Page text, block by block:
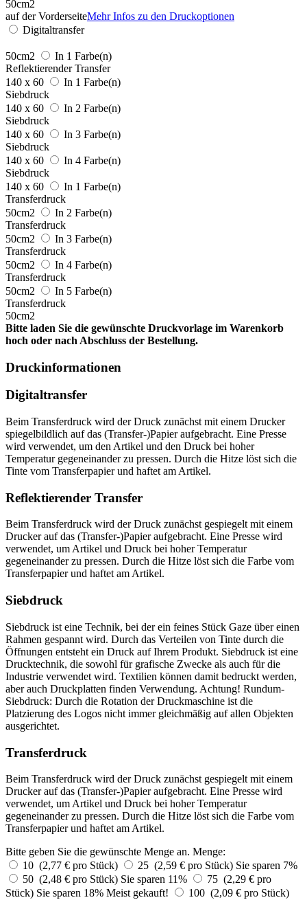
50cm2
auf der VorderseiteMehr Infos zu den Druckoptionen
Digitaltransfer
50cm2
In 1 Farbe(n)
Reflektierender Transfer
140 x 60
In 1 Farbe(n)
Siebdruck
140 x 60
In 2 Farbe(n)
Siebdruck
140 x 60
In 3 Farbe(n)
Siebdruck
140 x 60
In 4 Farbe(n)
Siebdruck
140 x 60
In 1 Farbe(n)
Transferdruck
50cm2
In 2 Farbe(n)
Transferdruck
50cm2
In 3 Farbe(n)
Transferdruck
50cm2
In 4 Farbe(n)
Transferdruck
50cm2
In 5 Farbe(n)
Transferdruck
50cm2
Bitte laden Sie die gewünschte Druckvorlage im Warenkorb
hoch oder nach Abschluss der Bestellung.
Druckinformationen
Digitaltransfer
Beim Transferdruck wird der Druck zunächst mit einem Drucker
spiegelbildlich auf das (Transfer-)Papier aufgebracht. Eine Presse
wird verwendet, um den Artikel und den Druck bei hoher
Temperatur gegeneinander zu pressen. Durch die Hitze löst sich die
Tinte vom Transferpapier und haftet am Artikel.
Reflektierender Transfer
Beim Transferdruck wird der Druck zunächst gespiegelt mit einem
Drucker auf das (Transfer-)Papier aufgebracht. Eine Presse wird
verwendet, um Artikel und Druck bei hoher Temperatur
gegeneinander zu pressen. Durch die Hitze löst sich die Farbe vom
Transferpapier und haftet am Artikel.
Siebdruck
Siebdruck ist eine Technik, bei der ein feines Stück Gaze über einen
Rahmen gespannt wird. Durch das Verteilen von Tinte durch die
Öffnungen entsteht ein Druck auf Ihrem Produkt. Siebdruck ist eine
Drucktechnik, die sowohl für grafische Zwecke als auch für die
Industrie verwendet wird. Textilien können damit bedruckt werden,
aber auch Druckplatten finden Verwendung. Achtung! Rundum-
Siebdruck: Durch die Rotation der Druckmaschine ist die
Platzierung des Logos nicht immer gleichmäßig auf allen Objekten
ausgerichtet.
Transferdruck
Beim Transferdruck wird der Druck zunächst gespiegelt mit einem
Drucker auf das (Transfer-)Papier aufgebracht. Eine Presse wird
verwendet, um Artikel und Druck bei hoher Temperatur
gegeneinander zu pressen. Durch die Hitze löst sich die Farbe vom
Transferpapier und haftet am Artikel.
Bitte geben Sie die gewünschte Menge an. Menge:
10 (2,77 € pro Stück)
25 (2,59 € pro Stück) Sie sparen 7%
50 (2,48 € pro Stück) Sie sparen 11%
75 (2,29 € pro
Stück) Sie sparen 18% Meist gekauft!
100 (2,09 € pro Stück)